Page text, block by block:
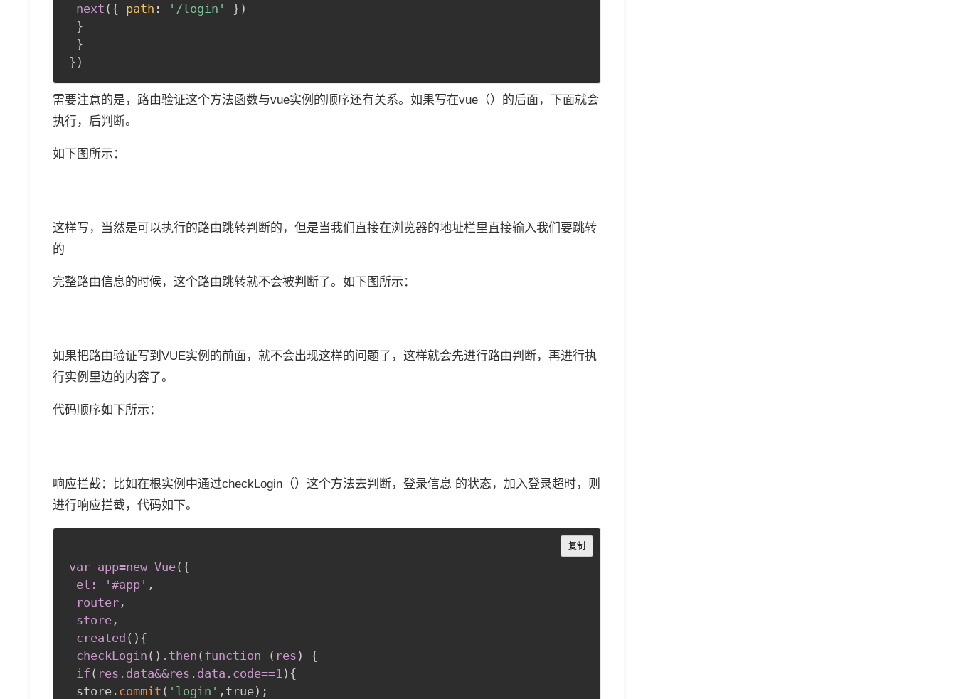
next ( { path : '/login' } )
}
}
} )
需要注意的是，路由验证这个方法函数与vue实例的顺序还有关系。如果写在vue（）的后面，下面就会
执行，后判断。
如下图所示：
这样写，当然是可以执行的路由跳转判断的，但是当我们直接在浏览器的地址栏里直接输入我们要跳转
的
完整路由信息的时候，这个路由跳转就不会被判断了。如下图所示：
如果把路由验证写到VUE实例的前面，就不会出现这样的问题了，这样就会先进行路由判断，再进行执
行实例里边的内容了。
代码顺序如下所示：
响应拦截：比如在根实例中通过checkLogin（）这个方法去判断，登录信息 的状态，加入登录超时，则
进行响应拦截，代码如下。
var app=new Vue( {
el: ' #app ' ,
router ,
store ,
created ( ) {
checkLogin ( ) .then ( function ( res )
{
if ( res .data&&res .data .code==1 ) {
store. commit ( 'login' , true) ;
复制
Copy